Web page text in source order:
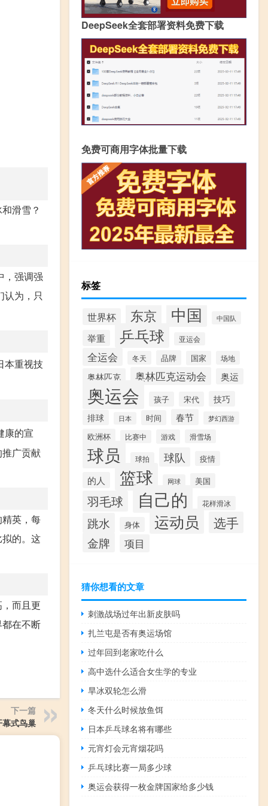
滑雪？
，强调强
认为，只
本重视技
康的宣
广贡献
英，每
的。这
而且更
在不断
下一篇
式鸟巢
DeepSeek全套部署资料免费下载
免费可商用字体批量下载
标签
世界杯 东京 中国 中国队
举重 乒乓球 亚运会
全运会 冬天 品牌 国家 场地
奥林匹克 奥林匹克运动会 奥运
奥运会 孩子 宋代
技巧
排球
日本 时间 春节 梦幻西游
欧洲杯 比赛中 游戏 滑雪场
球员 球拍 球队 疫情
的人 篮球 网球 美国
羽毛球 自己的 花样滑冰
跳水 身体 运动员 选手
金牌 项目
猜你想看的文章
刺激战场过年出新皮肤吗
扎兰屯是否有奥运场馆
过年回到老家吃什么
高中选什么适合女生学的专业
旱冰双轮怎么滑
冬天什么时候放鱼饵
日本乒乓球名将有哪些
元宵灯会元宵烟花吗
乒乓球比赛一局多少球
奥运会获得一枚金牌国家给多少钱